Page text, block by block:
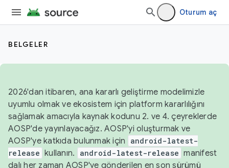
Oturum aç
BELGELER
2026'dan itibaren, ana kararlı geliştirme modelimizle
uyumlu olmak ve ekosistem için platform kararlılığını
sağlamak amacıyla kaynak kodunu 2. ve 4. çeyreklerde
AOSP'de yayınlayacağız. AOSP'yi oluşturmak ve
AOSP'ye katkıda bulunmak için
android-latest-
release kullanın. android-latest-release manifest
dalı her zaman AOSP'ye gönderilen en son sürümü